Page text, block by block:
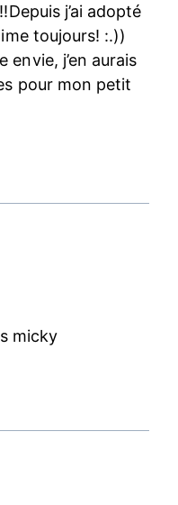
j’ai adopté
toujours! :.))
envie, j’en aurais
pour mon petit
micky